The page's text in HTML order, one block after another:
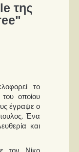
της
το
οποίου
έγραψε ο
Ένα
και
τον Νίκο